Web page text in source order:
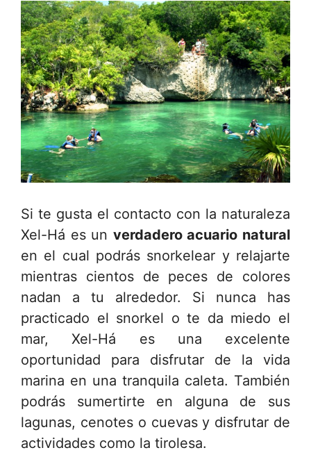
Si te gusta el contacto con la naturaleza
Xel-Há es un verdadero acuario natural
en el cual podrás snorkelear y relajarte
mientras cientos de peces de colores
nadan a tu alrededor. Si nunca has
practicado el snorkel o te da miedo el
mar, Xel-Há es una excelente
oportunidad para disfrutar de la vida
marina en una tranquila caleta. También
podrás sumertirte en alguna de sus
lagunas, cenotes o cuevas y disfrutar de
actividades como la tirolesa.